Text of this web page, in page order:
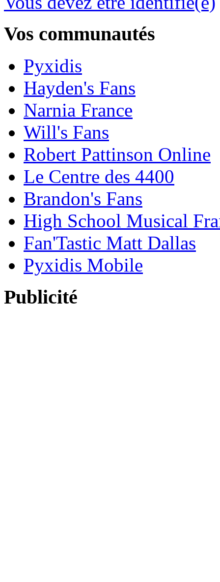
Vos communautés
Pyxidis
Hayden's Fans
Narnia France
Will's Fans
Robert Pattinson Online
Le Centre des 4400
Brandon's Fans
High School Musical
Fan'Tastic Matt Dallas
Pyxidis Mobile
Publicité